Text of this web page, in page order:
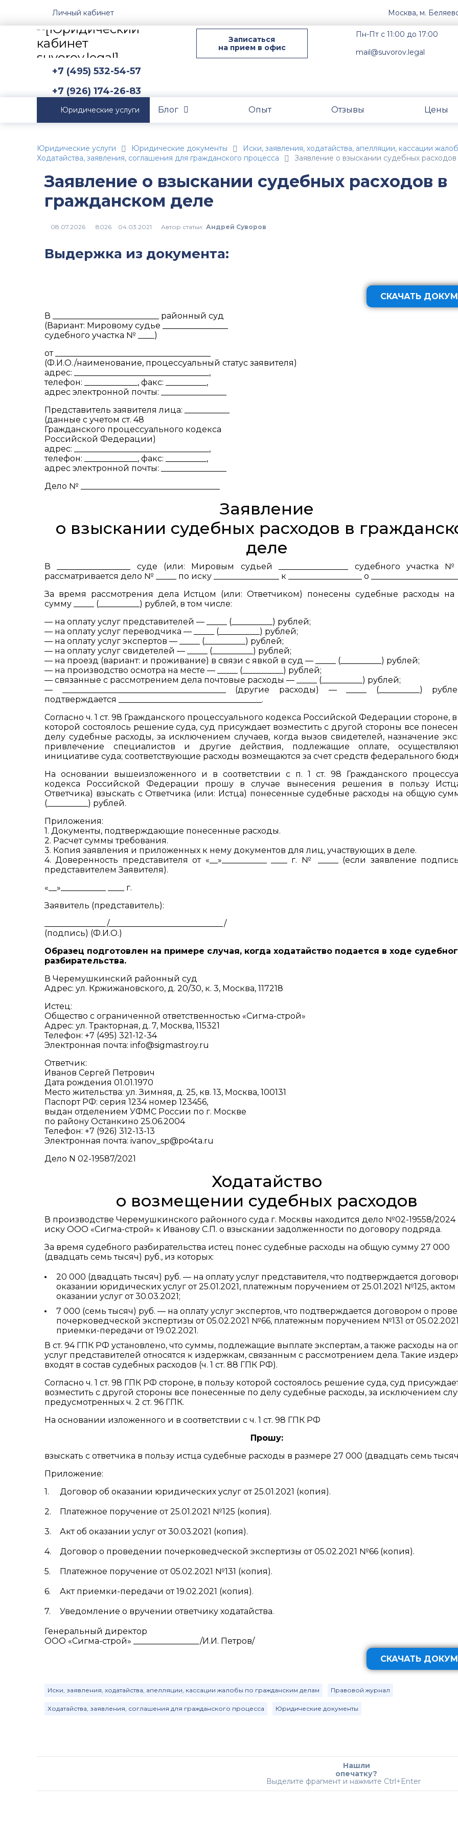
Личный кабинет Москва, м.
Записаться
на прием в офис
Пн-Пт с 11:00 до 17:00
mail@suvorov.legal
+7 (495) 532-54-57
+7 (926) 174-26-83
Юридические услуги Блог Опыт Отзывы Цены
Юридические услуги Юридические документы
Иски, заявления, ходатайства, апелляции, кассации
Ходатайства, заявления, соглашения для гражданского процесса
Заявление о взыскании судебных
Заявление о взыскании судебных расходов в
гражданском деле
8026 Автор статьи: Андрей Суворов
Выдержка из документа:
СКАЧАТЬ
В __________________________ районный суд
(Вариант: Мировому судье ________________
судебного участка № ____)
от ______________________________________
(Ф.И.О./наименование, процессуальный статус заявителя)
адрес: _________________________________,
телефон: _____________, факс: __________,
адрес электронной почты: ________________
Представитель заявителя лица: ___________
(данные с учетом ст. 48
Гражданского процессуального кодекса
Российской Федерации)
адрес: _________________________________,
телефон: _____________, факс: __________,
адрес электронной почты: ________________
Дело № __________________________________
Заявление
о взыскании судебных расходов в
деле
В __________________ суде (или: Мировым судьей _________________ судебного участка
рассматривается дело № _____ по иску ________________ к __________________ о
За время рассмотрения дела Истцом (или: Ответчиком) понесены судебные расходы
сумму _____ (__________) рублей, в том числе:
— на оплату услуг представителей — _____ (__________) рублей;
— на оплату услуг переводчика — _____ (__________) рублей;
— на оплату услуг экспертов — _____ (__________) рублей;
— на оплату услуг свидетелей — _____ (__________) рублей;
— на проезд (вариант: и проживание) в связи с явкой в суд — _____ (__________) рублей;
— на производство осмотра на месте — _____ (__________) рублей;
— связанные с рассмотрением дела почтовые расходы — _____ (__________) рублей;
— ________________________________________ (другие расходы) — _____ (__________)
подтверждается ___________________________________.
Согласно ч. 1 ст. 98 Гражданского процессуального кодекса Российской Федерации стороне,
которой состоялось решение суда, суд присуждает возместить с другой стороны все
делу судебные расходы, за исключением случаев, когда вызов свидетелей, назначение
привлечение специалистов и другие действия, подлежащие оплате,
инициативе суда; соответствующие расходы возмещаются за счет средств федерального
На основании вышеизложенного и в соответствии с п. 1 ст. 98 Гражданского
кодекса Российской Федерации прошу в случае вынесения решения в пользу
Ответчика) взыскать с Ответчика (или: Истца) понесенные судебные расходы на общую
(__________) рублей.
Приложения:
1. Документы, подтверждающие понесенные расходы.
2. Расчет суммы требования.
3. Копия заявления и приложенных к нему документов для лиц, участвующих в деле.
4. Доверенность представителя от «__»___________ ____ г. № _____ (если заявление
представителем Заявителя).
«__»___________ ____ г.
Заявитель (представитель):
_______________/____________________________/
(подпись) (Ф.И.О.)
Образец подготовлен на примере случая, когда ходатайство подается в ходе
разбирательства.
В Черемушкинский районный суд
Адрес: ул. Кржижановского, д. 20/30, к. 3, Москва, 117218
Истец:
Общество с ограниченной ответственностью «Сигма-строй»
Адрес: ул. Тракторная, д. 7, Москва, 115321
Телефон: +7 (495) 321-12-34
Электронная почта: info@sigmastroy.ru
Ответчик:
Иванов Сергей Петрович
Дата рождения 01.01.1970
Место жительства: ул. Зимняя, д. 25, кв. 13, Москва, 100131
Паспорт РФ: серия 1234 номер 123456,
выдан отделением УФМС России по г. Москве
по району Останкино 25.06.2004
Телефон: +7 (926) 312-13-13
Электронная почта: ivanov_sp@po4ta.ru
Дело N 02-19587/2021
Ходатайство
о возмещении судебных расходов
В производстве Черемушкинского районного суда г. Москвы находится дело №02-19558/2024
иску ООО «Сигма-строй» к Иванову С.П. о взыскании задолженности по договору подряда.
За время судебного разбирательства истец понес судебные расходы на общую сумму 27 000
(двадцать семь тысяч) руб., из которых:
20 000 (двадцать тысяч) руб. — на оплату услуг представителя, что подтверждается
оказании юридических услуг от 25.01.2021, платежным поручением от 25.01.2021 №125, актом
оказании услуг от 30.03.2021;
7 000 (семь тысяч) руб. — на оплату услуг экспертов, что подтверждается договором о
почерковедческой экспертизы от 05.02.2021 №66, платежным поручением №131 от
приемки-передачи от 19.02.2021.
В ст. 94 ГПК РФ установлено, что суммы, подлежащие выплате экспертам, а также расходы на
услуг представителей относятся к издержкам, связанным с рассмотрением дела. Такие
входят в состав судебных расходов (ч. 1 ст. 88 ГПК РФ).
Согласно ч. 1 ст. 98 ГПК РФ стороне, в пользу которой состоялось решение суда, суд
возместить с другой стороны все понесенные по делу судебные расходы, за исключением
предусмотренных ч. 2 ст. 96 ГПК.
На основании изложенного и в соответствии с ч. 1 ст. 98 ГПК РФ
Прошу:
взыскать с ответчика в пользу истца судебные расходы в размере 27 000 (двадцать семь
Приложение:
Договор об оказании юридических услуг от 25.01.2021 (копия).
Платежное поручение от 25.01.2021 №125 (копия).
Акт об оказании услуг от 30.03.2021 (копия).
Договор о проведении почерковедческой экспертизы от 05.02.2021 №66 (копия).
Платежное поручение от 05.02.2021 №131 (копия).
Акт приемки-передачи от 19.02.2021 (копия).
Уведомление о вручении ответчику ходатайства.
Генеральный директор
ООО «Сигма-строй» ________________/И.И. Петров/
СКАЧАТЬ
Иски, заявления, ходатайства, апелляции, кассации жалобы по гражданским делам Правовой журнал
Ходатайства, заявления, соглашения для гражданского процесса Юридические документы
Нашли
опечатку?
Выделите фрагмент и нажмите Ctrl+Enter